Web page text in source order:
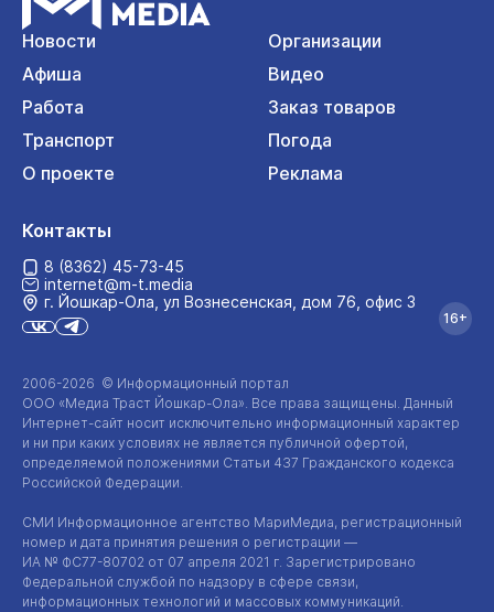
Новости
Организации
Афиша
Видео
Работа
Заказ товаров
Транспорт
Погода
О проекте
Реклама
2006-2026 © Информационный портал
ООО «Медиа Траст Йошкар-Ола». Все права защищены. Данный
Интернет-сайт носит исключительно информационный характер
и ни при каких условиях не является публичной офертой,
определяемой положениями Статьи 437 Гражданского кодекса
Российской Федерации.
СМИ Информационное агентство МариМедиа, регистрационный
номер и дата принятия решения о регистрации —
ИА № ФС77-80702 от 07 апреля 2021 г. Зарегистрировано
Федеральной службой по надзору в сфере связи,
информационных технологий и массовых коммуникаций.
Контакты
8 (8362) 45-73-45
internet@m-t.media
г. Йошкар‑Ола, ул Вознесенская, дом 76, офис 3
16+